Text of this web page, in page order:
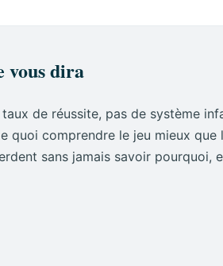
question qui compte
probabilité
garantis » mentent
vous dira
taux de réussite, pas de système
quoi comprendre le jeu mieux
sans jamais savoir pourquoi,